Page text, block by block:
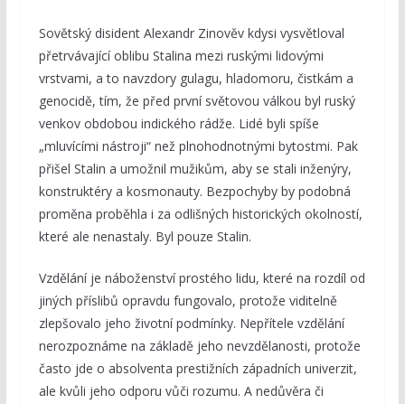
Sovětský disident Alexandr Zinověv kdysi vysvětloval
přetrvávající oblibu Stalina mezi ruskými lidovými
vrstvami, a to navzdory gulagu, hladomoru, čistkám a
genocidě, tím, že před první světovou válkou byl ruský
venkov obdobou indického rádže. Lidé byli spíše
„mluvícími nástroji“ než plnohodnotnými bytostmi. Pak
přišel Stalin a umožnil mužikům, aby se stali inženýry,
konstruktéry a kosmonauty. Bezpochyby by podobná
proměna proběhla i za odlišných historických okolností,
které ale nenastaly. Byl pouze Stalin.
Vzdělání je náboženství prostého lidu, které na rozdíl od
jiných příslibů opravdu fungovalo, protože viditelně
zlepšovalo jeho životní podmínky. Nepřítele vzdělání
nerozpoznáme na základě jeho nevzdělanosti, protože
často jde o absolventa prestižních západních univerzit,
ale kvůli jeho odporu vůči rozumu. A nedůvěra či